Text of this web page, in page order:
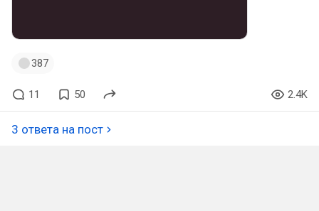
387
11 50 2.4K
3 ответа на пост